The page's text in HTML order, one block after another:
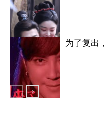
明星八卦
明星八卦
为了复出